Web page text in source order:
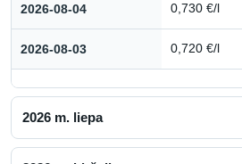
2026-08-04 0,730 €/l
2026-08-03 0,720 €/l
2026 m. liepa